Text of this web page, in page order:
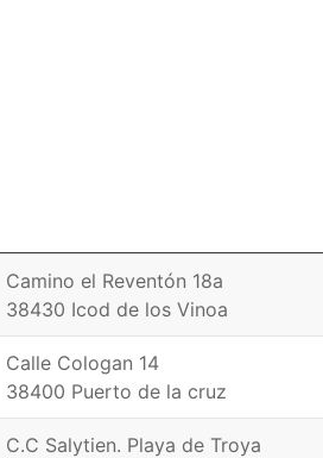
Camino el Reventón 18a
38430 Icod de los Vinoa
Calle Cologan 14
38400 Puerto de la cruz
C.C Salytien. Playa de Troya